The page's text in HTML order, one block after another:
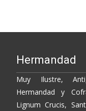
Hermandad
Muy Ilustre,
Hermandad y
Lignum Crucis,